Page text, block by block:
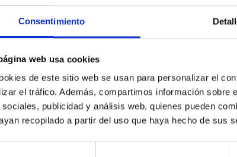
Consentimiento
web usa cookies
de este sitio web se usan para personalizar el
el tráfico. Además, compartimos información sobre
sociales, publicidad y análisis web, quienes pueden
recopilado a partir del uso que haya hecho de sus
SÍ, SOY
NO SOY
un
quién
de
del